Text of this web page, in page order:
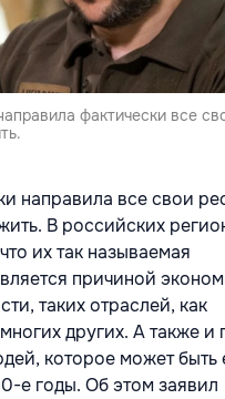
фактически все
направила все свои
В российских
их так называемая
причиной
таких отраслей, как
других. А также и
которое может быть
е годы. Об этом заявил